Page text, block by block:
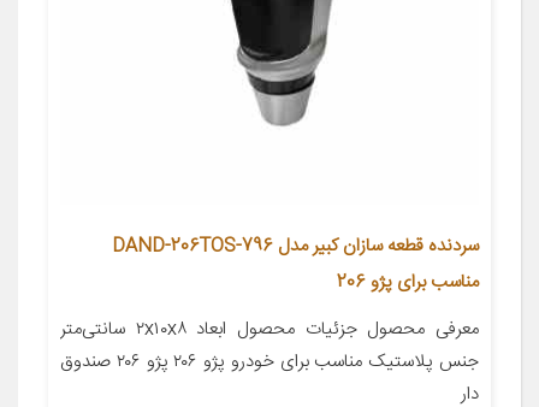
سردنده قطعه سازان کبیر مدل DAND-206TOS-796
مناسب برای پژو 206
معرفی محصول جزئیات محصول ابعاد ۲x۱۰x۸ سانتی‌متر
جنس پلاستیک مناسب برای خودرو پژو ۲۰۶ پژو ۲۰۶ صندوق
دار